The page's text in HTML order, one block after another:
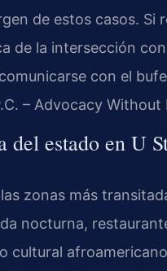
de estos casos. Si
de la intersección
con el
– Advocacy Without
estado en U
zonas más
nocturna,